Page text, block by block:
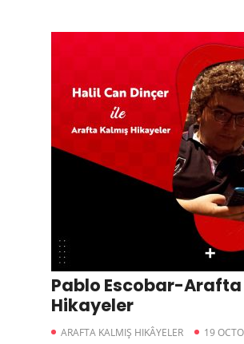
Pablo Escobar-Arafta
Hikayeler
ARAFTA KALMIŞ HIKÂYELER 19